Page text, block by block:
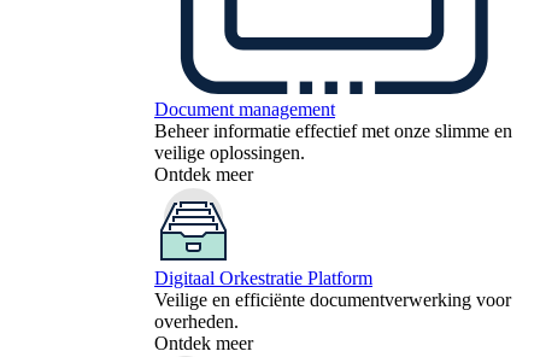
Document management
Beheer informatie effectief met onze slimme en
veilige oplossingen.
Ontdek meer
Digitaal Orkestratie Platform
Veilige en efficiënte documentverwerking voor
overheden.
Ontdek meer